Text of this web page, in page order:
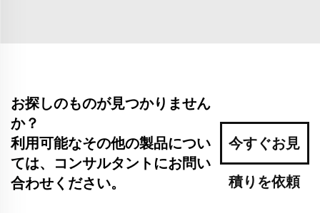
お探しのものが見つかりません
か？
利用可能なその他の製品につい
ては、コンサルタントにお問い
合わせください。
今すぐお見
積りを依頼